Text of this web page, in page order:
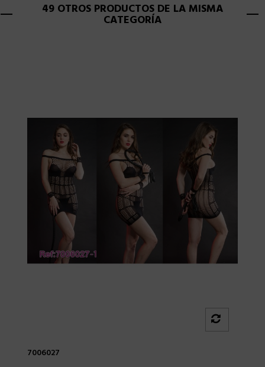
49 OTROS PRODUCTOS DE LA MISMA
CATEGORÍA
7006027